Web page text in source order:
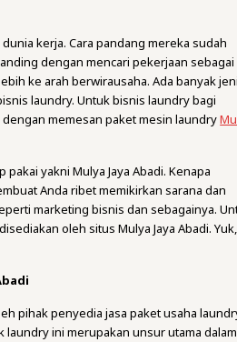
kerja. Cara pandang mereka sudah
dengan mencari pekerjaan sebagai
ke arah berwirausaha. Ada banyak
laundry. Untuk bisnis laundry bagi
dengan memesan paket mesin laundry
yakni Mulya Jaya Abadi. Kenapa
Anda ribet memikirkan sarana dan
marketing bisnis dan sebagainya.
oleh situs Mulya Jaya Abadi. Yuk,
pihak penyedia jasa paket usaha
laundry ini merupakan unsur utama dalam